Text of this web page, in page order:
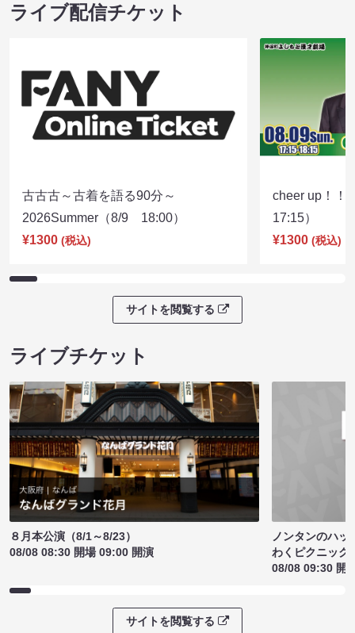
ライブ配信チケット
古古古～古着を語る90分～
2026Summer（8/9 18:00）
¥1300 (税込)
cheer up！
17:15）
¥1300 (税込)
サイトを閲覧する
ライブチケット
８月本公演（8/1～8/23）
08/08 08:30 開場 09:00 開演
ノンタンのハッ
わくピクニック
08/08 09:30 開
サイトを閲覧する